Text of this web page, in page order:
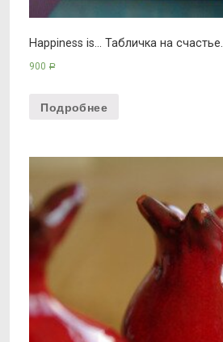
Happiness is… Табличка на счастье.
900 Р
Подробнее